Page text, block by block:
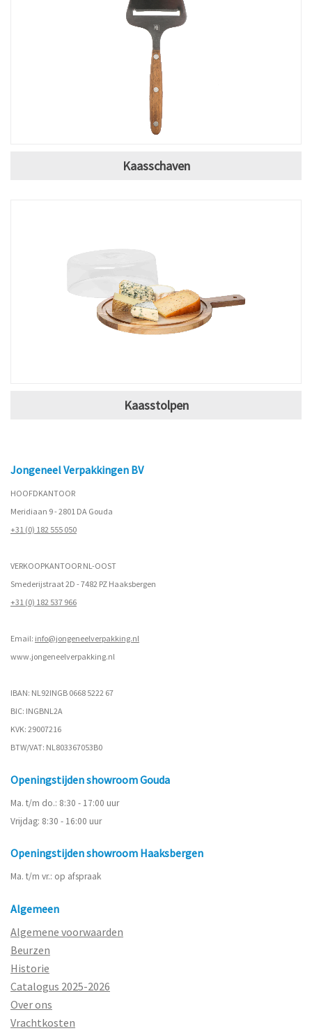
Kaasschaven
Kaasstolpen
Jongeneel Verpakkingen BV
HOOFDKANTOOR
Meridiaan 9 - 2801 DA Gouda
+31 (0) 182 555 050
VERKOOPKANTOOR NL-OOST
Smederijstraat 2D - 7482 PZ Haaksbergen
+31 (0) 182 537 966
Email: info@jongeneelverpakking.nl
www.jongeneelverpakking.nl
IBAN: NL92INGB 0668 5222 67
BIC: INGBNL2A
KVK: 29007216
BTW/VAT: NL803367053B0
Openingstijden showroom Gouda
Ma. t/m do.: 8:30 - 17:00 uur
Vrijdag: 8:30 - 16:00 uur
Openingstijden showroom Haaksbergen
Ma. t/m vr.: op afspraak
Algemeen
Algemene voorwaarden
Beurzen
Historie
Catalogus 2025-2026
Over ons
Vrachtkosten